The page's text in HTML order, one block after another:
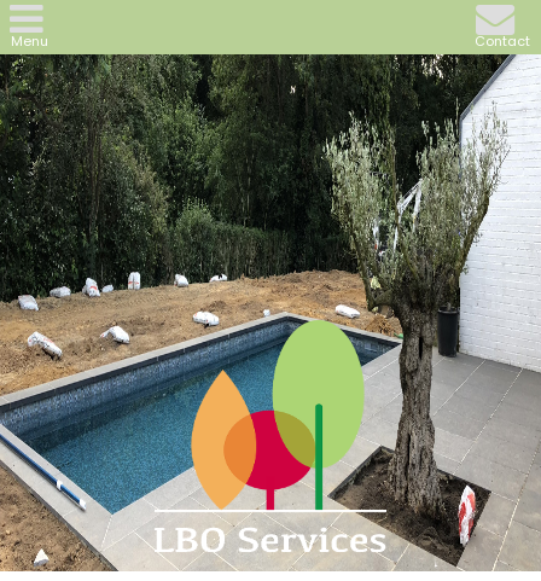
Menu Contact